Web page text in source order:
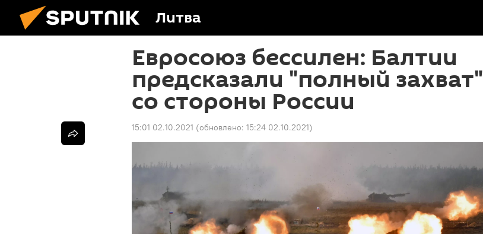
Литва
Евросоюз бессилен: Балтии
предсказали "полный захват"
со стороны России
15:01 02.10.2021 (обновлено: 15:24 02.10.2021)